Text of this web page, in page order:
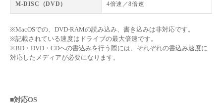
M-DISC（DVD） 4倍速／8倍速
※MacOSでの、DVD-RAMの読み込み、書き込みは非対応です。
※記載されている速度はドライブの最大倍速です。
※BD・DVD・CDへの書込みを行う際には、それぞれの書込み速度に
対応したメディアが必要になります。
■対応OS